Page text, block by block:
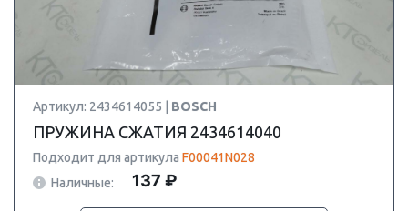
Артикул: 2434614055 | BOSCH
ПРУЖИНА СЖАТИЯ 2434614040
Подходит для артикула F00041N028
Наличные:
137 ₽